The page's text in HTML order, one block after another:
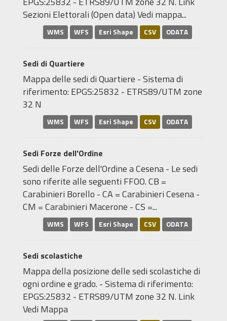
Sezioni Elettorali (Open data) Vedi mappa...
WMS WFS Esri Shape CSV ODATA
Sedi di Quartiere
Mappa delle sedi di Quartiere - Sistema di
riferimento: EPGS:25832 - ETRS89/UTM zone
32 N
WMS WFS Esri Shape CSV ODATA
Sedi Forze dell'Ordine
Sedi delle Forze dell'Ordine a Cesena - Le sedi
sono riferite alle seguenti FFOO. CB =
Carabinieri Borello - CA = Carabinieri Cesena -
CM = Carabinieri Macerone - CS =...
WMS WFS Esri Shape CSV ODATA
Sedi scolastiche
Mappa della posizione delle sedi scolastiche di
ogni ordine e grado. - Sistema di riferimento:
EPGS:25832 - ETRS89/UTM zone 32 N. Link
Vedi Mappa